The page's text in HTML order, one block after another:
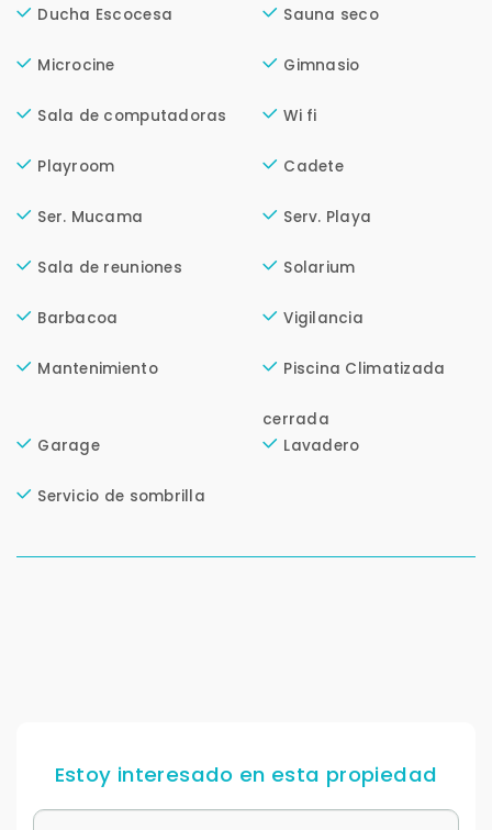
Ducha Escocesa Sauna seco
Microcine Gimnasio
Sala de computadoras Wi fi
Playroom Cadete
Ser. Mucama Serv. Playa
Sala de reuniones Solarium
Barbacoa Vigilancia
Mantenimiento Piscina Climatizada
cerrada
Garage
Lavadero
Servicio de sombrilla
Estoy interesado en esta propiedad
+598
Uso exclusivo
Continuar por WhatsApp
Cancelar
Con estos datos podemos responderte mejor y